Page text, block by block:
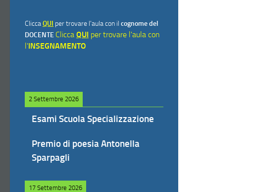
CliccaQUI per trovare l'aula con il cognome del
DOCENTE Clicca QUI per trovare l'aula con
l'INSEGNAMENTO
2 Settembre 2026
Esami Scuola Specializzazione
Premio di poesia Antonella
Sparpagli
17 Settembre 2026